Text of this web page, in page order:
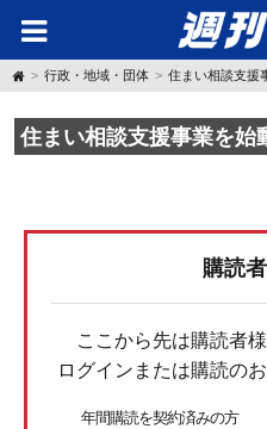
H
o
e
行政・地域・団体 住まい相談支援
住まい相談支援事業を始
購読
ここから先は購読者
ログインまたは購読の
年間購読を契約済みの方